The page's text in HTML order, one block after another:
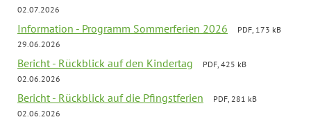
02.07.2026
Information - Programm Sommerferien 2026
PDF, 173 kB
29.06.2026
Bericht - Rückblick auf den Kindertag
PDF, 425 kB
02.06.2026
Bericht - Rückblick auf die Pfingstferien
PDF, 281 kB
02.06.2026